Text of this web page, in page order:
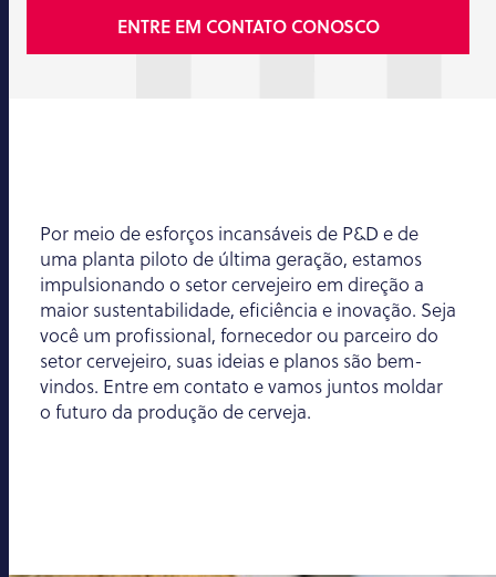
ENTRE EM CONTATO CONOSCO
Por meio de esforços incansáveis de P&D e de
uma planta piloto de última geração, estamos
impulsionando o setor cervejeiro em direção a
maior sustentabilidade, eficiência e inovação. Seja
você um profissional, fornecedor ou parceiro do
setor cervejeiro, suas ideias e planos são bem-
vindos. Entre em contato e vamos juntos moldar
o futuro da produção de cerveja.